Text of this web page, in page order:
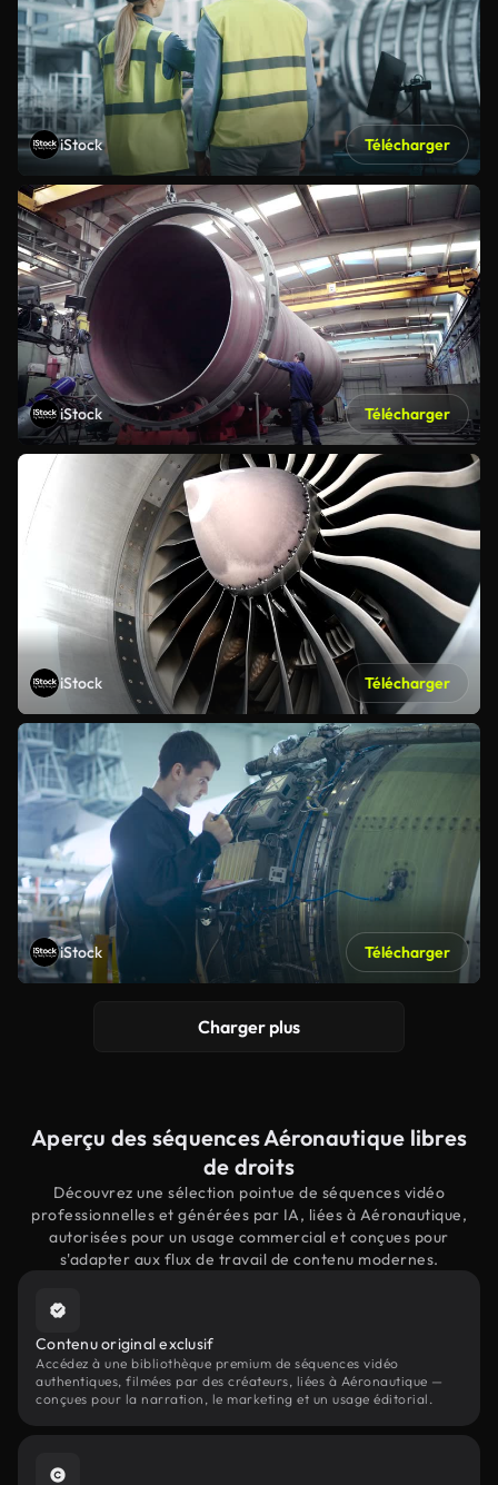
iStock Télécharger
iStock Télécharger
iStock Télécharger
iStock Télécharger
Charger plus
Aperçu des séquences Aéronautique libres
de droits
Découvrez une sélection pointue de séquences vidéo
professionnelles et générées par IA, liées à Aéronautique,
autorisées pour un usage commercial et conçues pour
s'adapter aux flux de travail de contenu modernes.
Contenu original exclusif
Accédez à une bibliothèque premium de séquences vidéo
authentiques, filmées par des créateurs, liées à Aéronautique —
conçues pour la narration, le marketing et un usage éditorial.